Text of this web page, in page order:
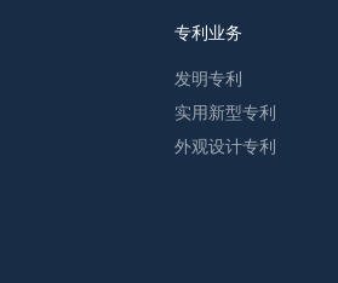
专利业务
发明专利
实用新型专利
外观设计专利